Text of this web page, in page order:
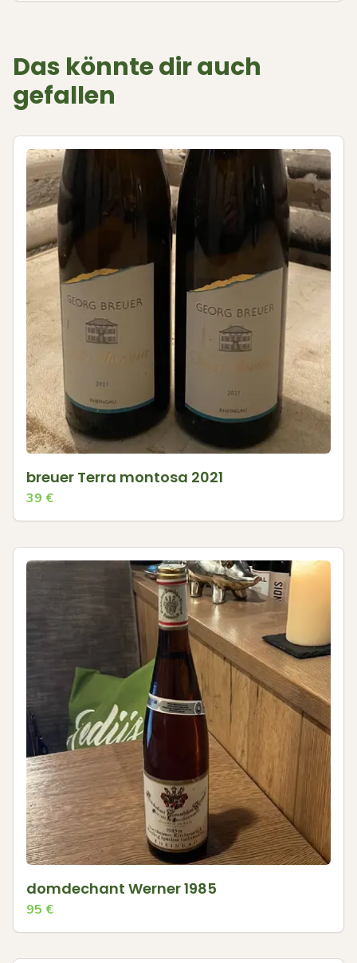
Das könnte dir auch
gefallen
breuer Terra montosa 2021
39 €
domdechant Werner 1985
95 €